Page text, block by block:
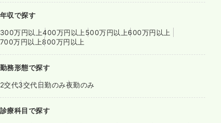
年収で探す
300万円以上400万円以上 500万円以上600万円以上
700万円以上800万円以上
勤務形態で探す
2交代3交代日勤のみ夜勤のみ
診療科目で探す